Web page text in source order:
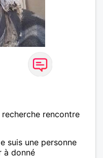
rencontre
suis une personne
à donné